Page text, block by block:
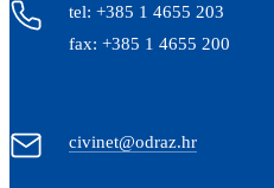
tel: +385 1 4655 203
fax: +385 1 4655 200
civinet@odraz.hr